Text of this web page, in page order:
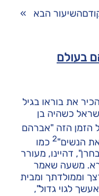
השיעור הבא »
בעולם
את בוראו בגיל
כשהיה בן
הזמן הזה "אברהם
הנשים"2כמו
דהיינו, מעורר
משעה שאמר
וממולדתך ומבית
לגוי גדול",